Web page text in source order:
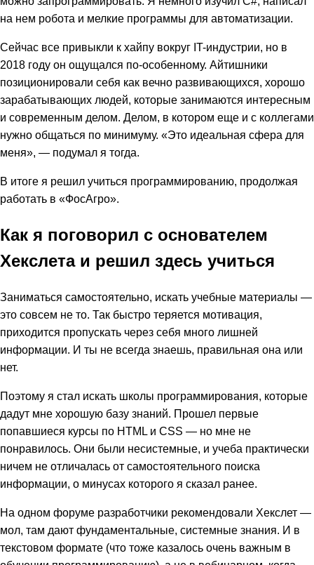
на нем робота и мелкие программы для автоматизации.
Сейчас все привыкли к хайпу вокруг IT-индустрии, но в
2018 году он ощущался по-особенному. Айтишники
позиционировали себя как вечно развивающихся, хорошо
зарабатывающих людей, которые занимаются интересным
и современным делом. Делом, в котором еще и с коллегами
нужно общаться по минимуму. «Это идеальная сфера для
меня», — подумал я тогда.
В итоге я решил учиться программированию, продолжая
работать в «ФосАгро».
Как я поговорил с основателем
Хекслета и решил здесь учиться
Заниматься самостоятельно, искать учебные материалы —
это совсем не то. Так быстро теряется мотивация,
приходится пропускать через себя много лишней
информации. И ты не всегда знаешь, правильная она или
нет.
Поэтому я стал искать школы программирования, которые
дадут мне хорошую базу знаний. Прошел первые
попавшиеся курсы по HTML и CSS — но мне не
понравилось. Они были несистемные, и учеба практически
ничем не отличалась от самостоятельного поиска
информации, о минусах которого я сказал ранее.
На одном форуме разработчики рекомендовали Хекслет —
мол, там дают фундаментальные, системные знания. И в
текстовом формате (что тоже казалось очень важным в